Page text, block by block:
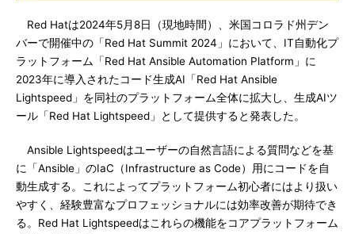
Red Hatは2024年5月8日（現地時間）、米国コロラド州デン
バーで開催中の「Red Hat Summit 2024」において、IT自動化プ
ラットフォーム「Red Hat Ansible Automation Platform」に
2023年に導入されたコード生成AI「Red Hat Ansible
Lightspeed」を同社のプラットフォーム全体に拡大し、生成AIツ
ール「Red Hat Lightspeed」として提供すると発表した。
Ansible Lightspeedはユーザーの自然言語による質問などを基
に「Ansible」のIaC（Infrastructure as Code）用にコードを自
動生成する。これによってプラットフォーム初心者にはより扱い
やすく、経験豊富なプロフェッショナルには効率改善が期待でき
る。Red Hat Lightspeedはこれらの機能をコアプラットフォーム